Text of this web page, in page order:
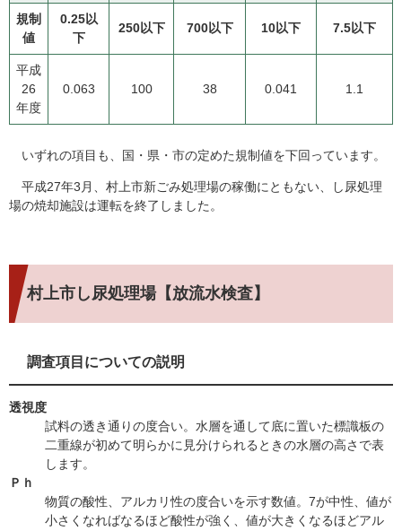
規制
値
0.25以
下
250以下 700以下 10以下 7.5以下
平成
26
年度
0.063 100 38 0.041 1.1
いずれの項目も、国・県・市の定めた規制値を下回っています。
平成27年3月、村上市新ごみ処理場の稼働にともない、し尿処理
場の焼却施設は運転を終了しました。
村上市し尿処理場【放流水検査】
調査項目についての説明
透視度
試料の透き通りの度合い。水層を通して底に置いた標識板の
二重線が初めて明らかに見分けられるときの水層の高さで表
します。
Ｐｈ
物質の酸性、アルカリ性の度合いを示す数値。7が中性、値が
小さくなればなるほど酸性が強く、値が大きくなるほどアル